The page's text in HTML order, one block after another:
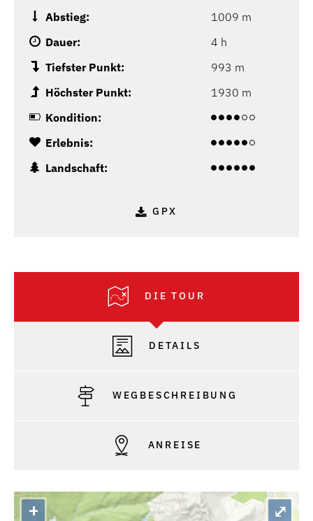
Abstieg:
1009 m
Dauer:
4 h
Tiefster Punkt:
993 m
Höchster Punkt:
1930 m
Kondition:
Erlebnis:
Landschaft:
GPX
DIE TOUR
DETAILS
WEGBESCHREIBUNG
ANREISE
+
⤢